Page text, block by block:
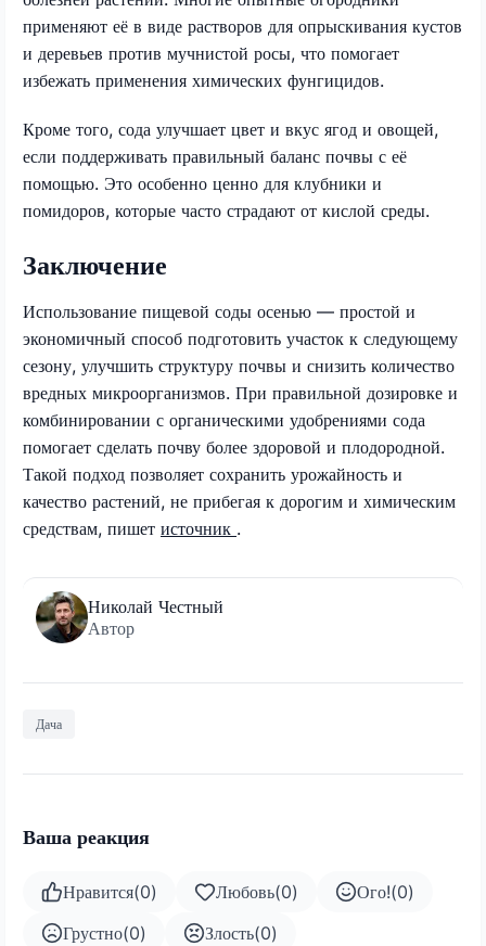
применяют её в виде растворов для опрыскивания кустов
и деревьев против мучнистой росы, что помогает
избежать применения химических фунгицидов.
Кроме того, сода улучшает цвет и вкус ягод и овощей,
если поддерживать правильный баланс почвы с её
помощью. Это особенно ценно для клубники и
помидоров, которые часто страдают от кислой среды.
Заключение
Использование пищевой соды осенью — простой и
экономичный способ подготовить участок к следующему
сезону, улучшить структуру почвы и снизить количество
вредных микроорганизмов. При правильной дозировке и
комбинировании с органическими удобрениями сода
помогает сделать почву более здоровой и плодородной.
Такой подход позволяет сохранить урожайность и
качество растений, не прибегая к дорогим и химическим
средствам, пишет источник .
Николай Честный
Автор
Дача
Ваша реакция
Нравится(0) Любовь(0) Ого!(0)
Грустно(0) Злость(0)